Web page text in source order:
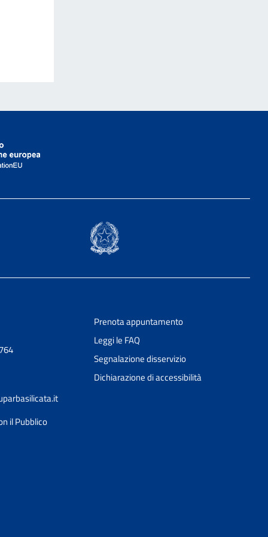
il Pubblico
Prenota appuntamento
Leggi le FAQ
Segnalazione disservizio
Dichiarazione di accessibilità